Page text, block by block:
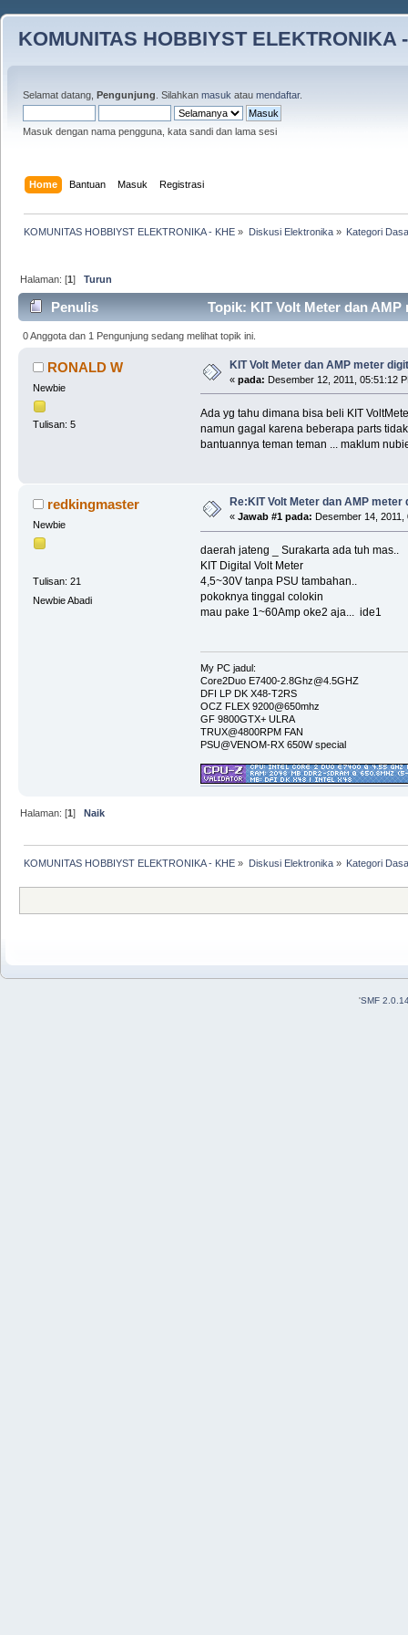
KOMUNITAS HOBBIYST ELEKTRONIKA
Selamat datang, Pengunjung . Silahkan masuk atau mendaftar.
Masuk dengan nama pengguna, kata sandi dan lama sesi
Home Bantuan Masuk Registrasi
KOMUNITAS HOBBIYST ELEKTRONIKA - KHE » Diskusi Elektronika» Kategori
Halaman: [1]Turun
Penulis Topik: KIT Volt Meter dan
0 Anggota dan 1 Pengunjung sedang melihat topik ini.
RONALD W
Newbie
Tulisan: 5
KIT Volt Meter dan AMP meter
« pada: Desember 12, 2011, 05:51:12
Ada yg tahu dimana bisa beli KIT
namun gagal karena beberapa parts
bantuannya teman teman ... maklum
redkingmaster
Newbie
Tulisan: 21
Newbie Abadi
Re:KIT Volt Meter dan AMP meter
« Jawab #1 pada: Desember 14, 2011,
daerah jateng _ Surakarta ada tuh mas..
KIT Digital Volt Meter
4,5~30V tanpa PSU tambahan..
pokoknya tinggal colokin
mau pake 1~60Amp oke2 aja... ide1
My PC jadul:
Core2Duo E7400-2.8Ghz@4.5GHZ
DFI LP DK X48-T2RS
OCZ FLEX 9200@650mhz
GF 9800GTX+ ULRA
TRUX@4800RPM FAN
PSU@VENOM-RX 650W special
Halaman: [1] Naik
KOMUNITAS HOBBIYST ELEKTRONIKA - KHE » Diskusi Elektronika» Kategori
'SMF